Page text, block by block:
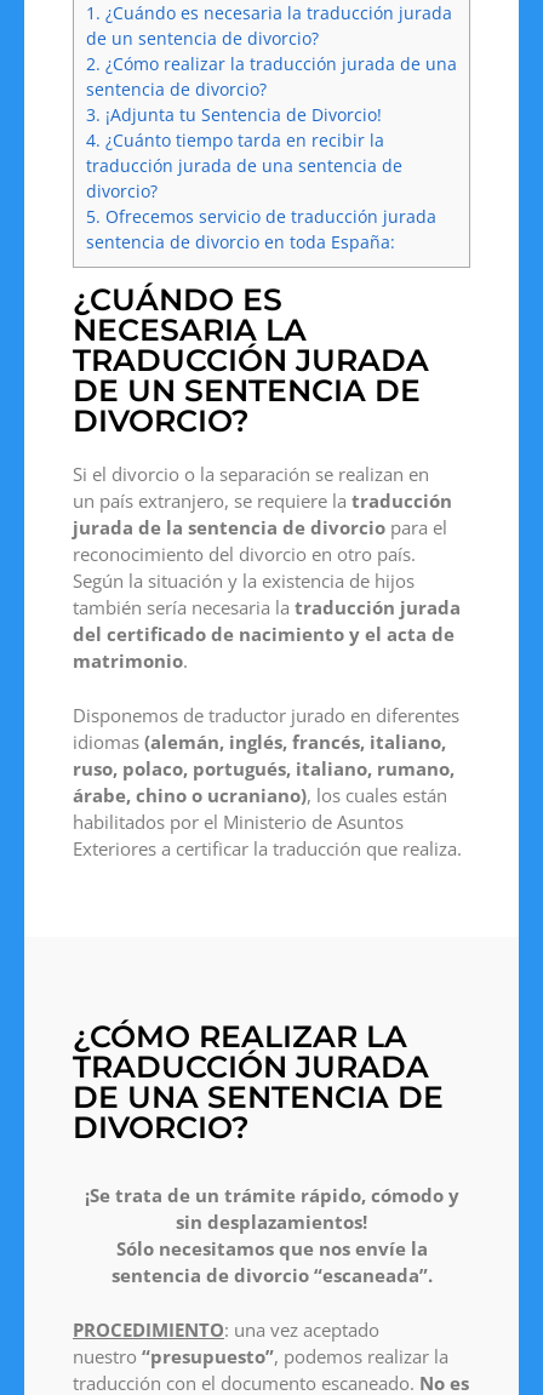
1. ¿Cuándo es necesaria la traducción jurada
de un sentencia de divorcio?
2. ¿Cómo realizar la traducción jurada de una
sentencia de divorcio?
3. ¡Adjunta tu Sentencia de Divorcio!
4. ¿Cuánto tiempo tarda en recibir la
traducción jurada de una sentencia de
divorcio?
5. Ofrecemos servicio de traducción jurada
sentencia de divorcio en toda España:
¿CUÁNDO ES
NECESARIA LA
TRADUCCIÓN JURADA
DE UN SENTENCIA DE
DIVORCIO?
Si el divorcio o la separación se realizan en
un país extranjero, se requiere la traducción
jurada de la sentencia de divorcio para el
reconocimiento del divorcio en otro país.
Según la situación y la existencia de hijos
también sería necesaria la traducción jurada
del certificado de nacimiento y el acta de
matrimonio.
Disponemos de traductor jurado en diferentes
idiomas (alemán, inglés, francés, italiano,
ruso, polaco, portugués, italiano, rumano,
árabe, chino o ucraniano), los cuales están
habilitados por el Ministerio de Asuntos
Exteriores a certificar la traducción que realiza.
¿CÓMO REALIZAR LA
TRADUCCIÓN JURADA
DE UNA SENTENCIA DE
DIVORCIO?
¡Se trata de un trámite rápido, cómodo y
sin desplazamientos!
Sólo necesitamos que nos envíe la
sentencia de divorcio “escaneada”.
PROCEDIMIENTO: una vez aceptado
nuestro “presupuesto”, podemos realizar la
traducción con el documento escaneado. No es